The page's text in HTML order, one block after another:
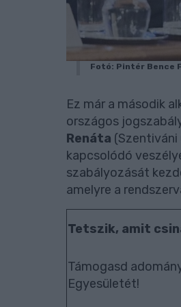
Fotó: Pintér Bence
Ez már a második
országos
Renáta
kapcsolódó
szabályozását
amelyre a
Tetszik, amit
Támogasd
Egyesületét!